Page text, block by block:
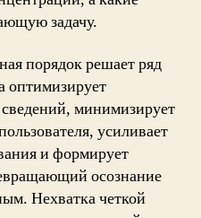
задачу.
порядок решает ряд
оптимизирует
минимизирует
усиливает
и формирует
осознание
Нехватка четкой